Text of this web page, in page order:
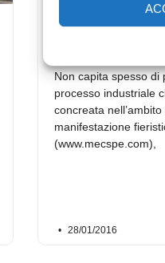
Fabbricare
Non capita spesso di
processo industriale
concreata nell’ambito
manifestazione
(www.mecspe.com),
28/01/2016